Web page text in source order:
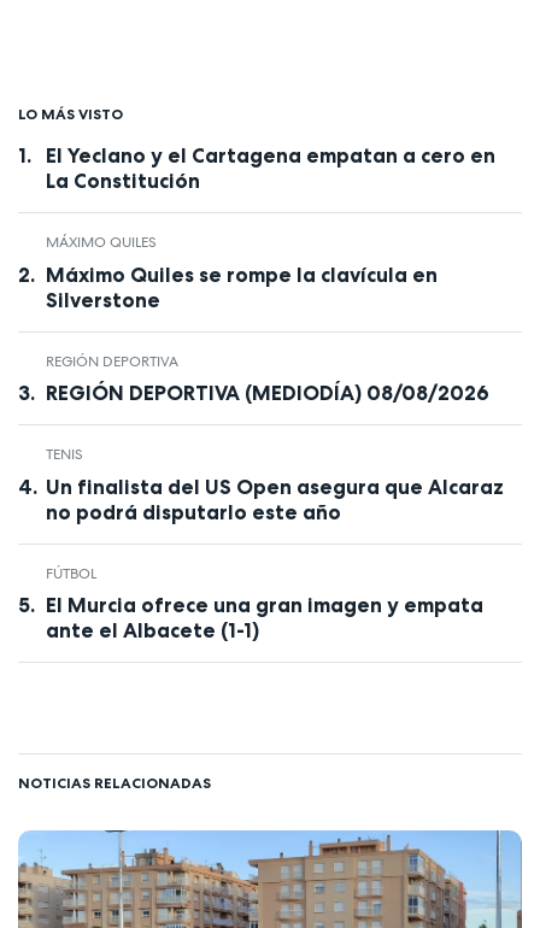
LO MÁS VISTO
El Yeclano y el Cartagena empatan a cero en
La Constitución
MÁXIMO QUILES
Máximo Quiles se rompe la clavícula en
Silverstone
REGIÓN DEPORTIVA
REGIÓN DEPORTIVA (MEDIODÍA) 08/08/2026
TENIS
Un finalista del US Open asegura que Alcaraz
no podrá disputarlo este año
FÚTBOL
El Murcia ofrece una gran imagen y empata
ante el Albacete (1-1)
NOTICIAS RELACIONADAS